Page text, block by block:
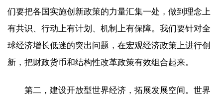
们要把各国实施创新政策的力量汇集一处，做到理念上
有共识、行动上有计划、机制上有保障。我们要针对全
球经济增长低迷的突出问题，在宏观经济政策上进行创
新，把财政货币和结构性改革政策有效组合起来。
第二，建设开放型世界经济，拓展发展空间。世界